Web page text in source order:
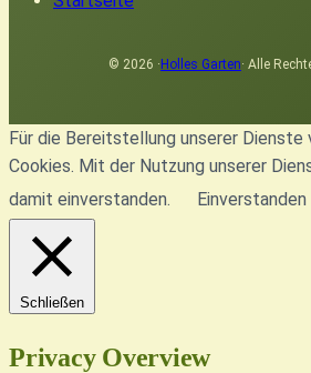
© 2026 · Holles Garten· Alle
Für die Bereitstellung unserer Dienste
Cookies. Mit der Nutzung unserer
damit einverstanden.
Einverstanden
Schließen
Privacy Overview